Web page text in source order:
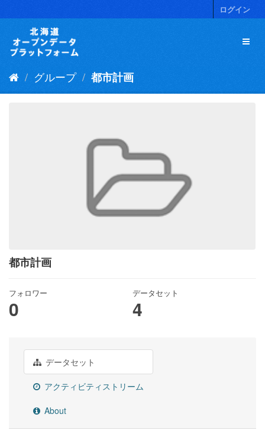
キ
ログイン
グループ 都市計画
都市計画
フォロワー
0
データセット
4
データセット
アクティビティストリーム
About